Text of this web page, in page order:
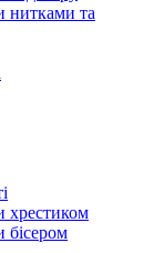
нитками та
хрестиком